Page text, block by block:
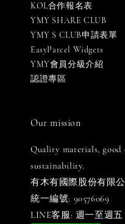
KOL合作報名表
YMY SHARE CLUB
YMY S CLUB申請表單
EasyParcel Widgets
YMY會員分級介紹
認證專區
Our mission
Quality materials, good
sustainability.
有木有國際股份有限
統一編號: 90576069
LINE客服: 週一至週五